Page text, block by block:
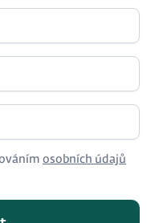
osobních údajů